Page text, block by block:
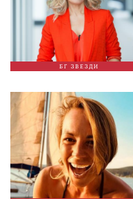
БГ ЗВЕЗДИ